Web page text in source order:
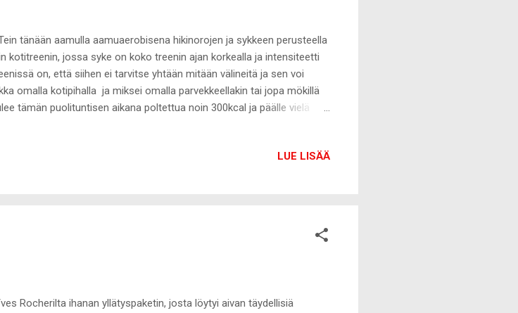
tänään aamulla aamuaerobisena hikinorojen ja sykkeen perusteella
kotitreenin, jossa syke on koko treenin ajan korkealla ja intensiteetti
on, että siihen ei tarvitse yhtään mitään välineitä ja sen voi
omalla kotipihalla ja miksei omalla parvekkeellakin tai jopa mökillä
tämän puolituntisen aikana poltettua noin 300kcal ja päälle vielä
proteiinia. Tähän soveltuu hyvin esimerkiksi herasmoothie vesi-LUE LISÄÄ
Rocherilta ihanan yllätyspaketin, josta löytyi aivan täydellisiä